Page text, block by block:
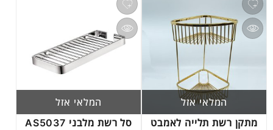
המלאי אזל
מתקן רשת תלייה לאמבט
המלאי אזל
סל רשת מלבני AS5037